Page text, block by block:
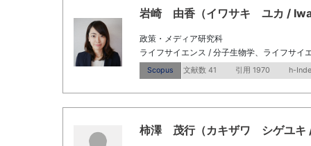
岩崎 由香（イワサキ ユカ /
政策・メディア研究科
ライフサイエンス / 分子生物学、ライフサイ
Scopus 文献数 41 引用 1970 h-
柿澤 茂行（カキザワ シゲユキ